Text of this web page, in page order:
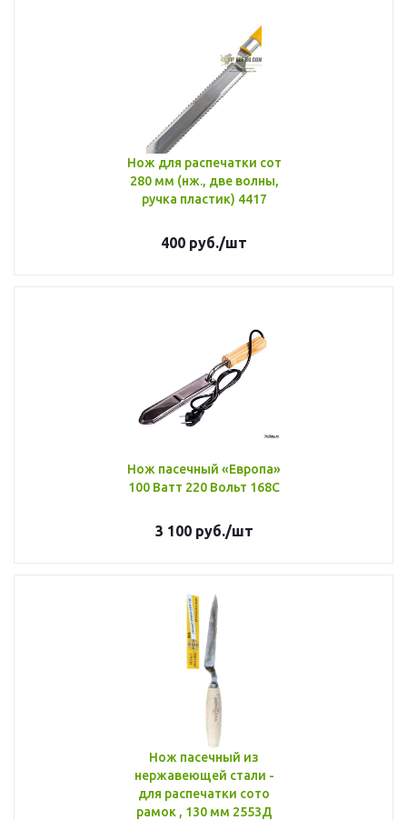
Нож для распечатки сот
280 мм (нж., две волны,
ручка пластик) 4417
400 руб./шт
Нож пасечный «Европа»
100 Ватт 220 Вольт 168С
3 100руб./шт
Нож пасечный из
нержавеющей стали -
для распечатки сото
рамок , 130 мм 2553Д